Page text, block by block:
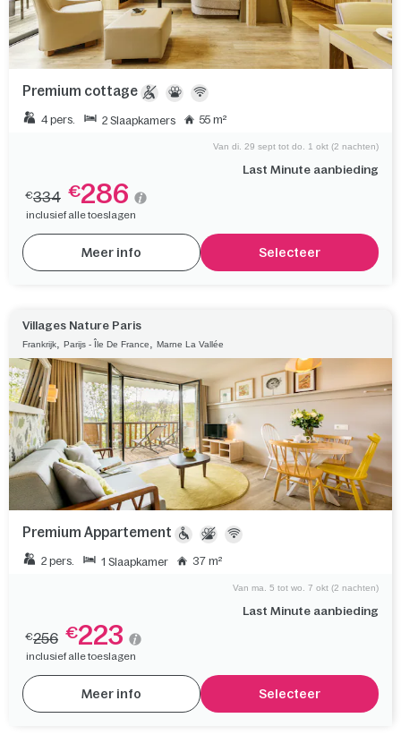
Premium cottage
4 pers. 2 Slaapkamers 55 m²
Last Minute aanbieding
Van di. 29 sept tot do. 1 okt (2 nachten)
€334 €286
inclusief alle toeslagen
Meer info Selecteer
Villages Nature Paris
Frankrijk Parijs - Île De France Marne La Vallée
Premium Appartement
2 pers. 1 Slaapkamer 37 m²
Last Minute aanbieding
Van ma. 5 tot wo. 7 okt (2 nachten)
€256 €223
inclusief alle toeslagen
Meer info Selecteer